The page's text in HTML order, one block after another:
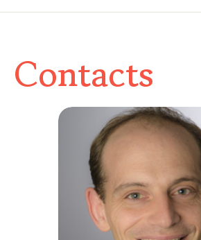
Contacts